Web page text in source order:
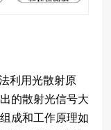
利用光散射原
的散射光信号大
成和工作原理如